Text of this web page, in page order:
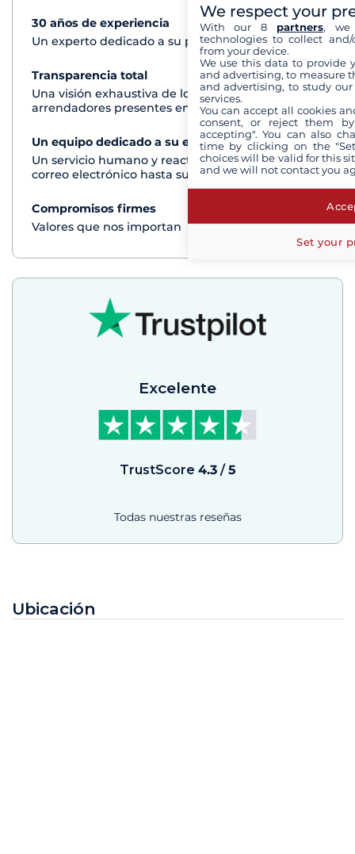
30 años de experiencia
Ver+
Un experto dedicado a su proyecto de crucero
Transparencia total
Ver+
Una visión exhaustiva de los barcos de todos los
arrendadores presentes en cada destino
Un equipo dedicado a su experiencia
Ver+
Un servicio humano y reactivo por teléfono o
correo electrónico hasta su regreso del crucero
Compromisos firmes
Valores que nos importan
Excelente
TrustScore 4.3/5
Todas nuestras reseñas
Ubicación
We respect your
With our 8 partners, we
technologies to collect
from your device.
We use this data to provide
and advertising, to measure
and advertising, to study
services.
You can accept all cookies
consent, or reject them
accepting". You can also
time by clicking on the
choices will be valid for this
and we will not contact you
Set your